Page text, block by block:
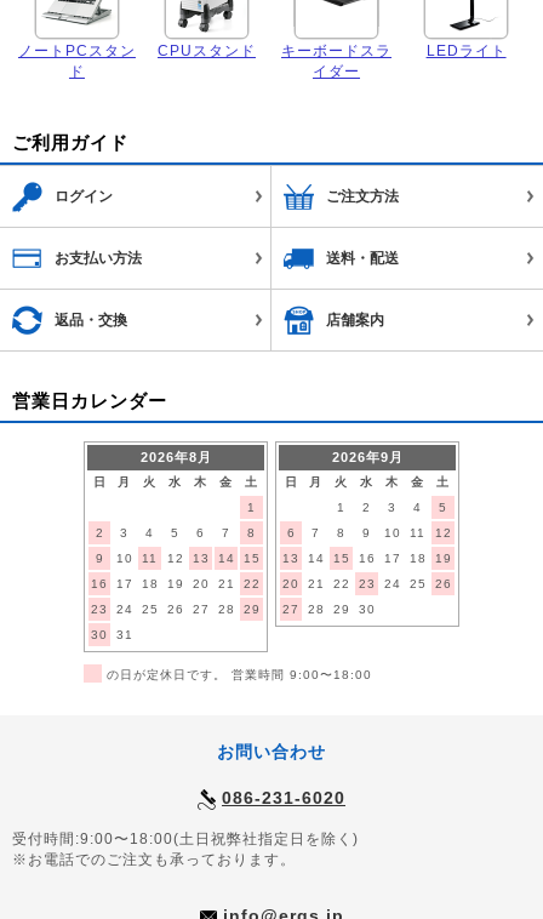
ノートPCスタン
ド
CPUスタンド
キーボードスラ
イダー
LEDライト
ご利用ガイド
ログイン ご注文方法
お支払い方法 送料・配送
返品・交換 店舗案内
営業日カレンダー
2026年8月
日 月 火 水 木 金
土
1
2
3 4 5 6 7
8
9
10 11 12 13 14
15
16
17 18 19 20 21
22
23
24 25 26 27 28
29
30
31
2026年9月
日 月 火 水 木 金
土
1
2 3 4
5
6
7 8 9 10 11
12
13
14 15 16 17 18
19
20
21 22 23 24 25
26
27
28 29 30
の日が定休日です。 営業時間 9:00〜18:00
お問い合わせ
086-231-6020
受付時間:9:00〜18:00(土日祝弊社指定日を除く)
※お電話でのご注文も承っております。